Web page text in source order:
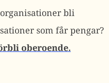
bli
som får pengar?
oberoende.